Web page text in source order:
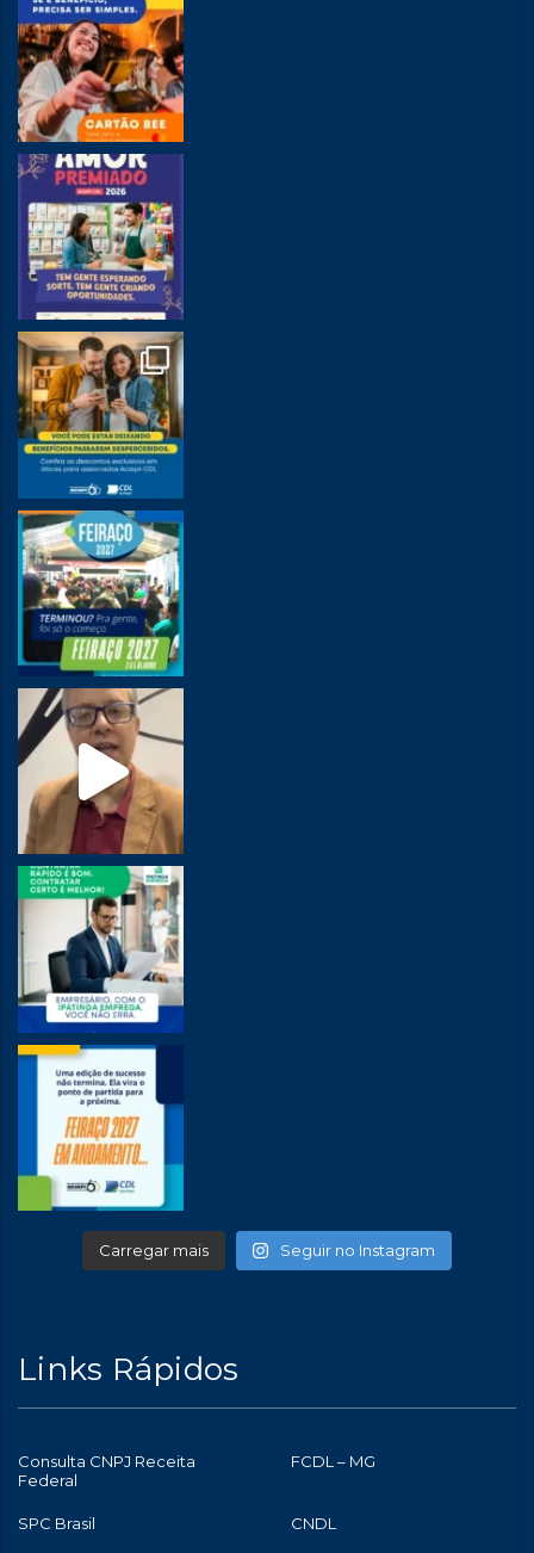
Carregar mais Seguir no Instagram
Links Rápidos
Consulta CNPJ Receita
Federal
FCDL – MG
SPC Brasil CNDL